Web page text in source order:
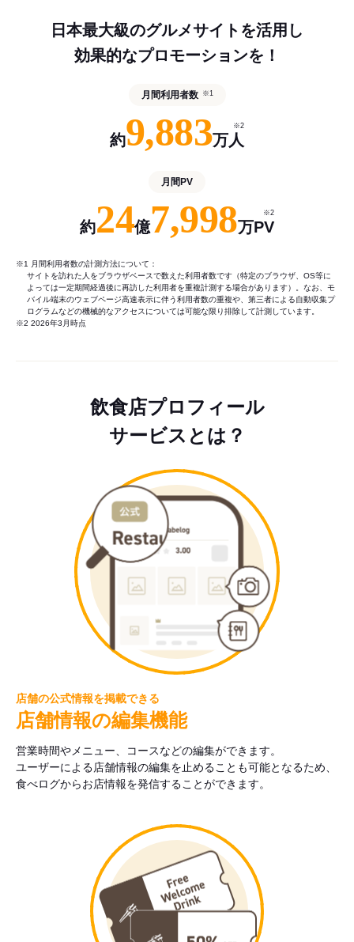
日本最大級のグルメサイトを活用し
効果的なプロモーションを！
月間利用者数 ※1
約9,883万人
※2
月間PV
約24億7,998万PV
※2
※1 月間利用者数の計測方法について：
サイトを訪れた人をブラウザベースで数えた利用者数です（特定のブラウザ、OS等に
よっては一定期間経過後に再訪した利用者を重複計測する場合があります）。なお、モ
バイル端末のウェブページ高速表示に伴う利用者数の重複や、第三者による自動収集プ
ログラムなどの機械的なアクセスについては可能な限り排除して計測しています。
※2 2026年3月時点
飲食店プロフィール
サービスとは？
店舗の公式情報を掲載できる
店舗情報の編集機能
営業時間やメニュー、コースなどの編集ができます。
ユーザーによる店舗情報の編集を止めることも可能となるため、
食べログからお店情報を発信することができます。